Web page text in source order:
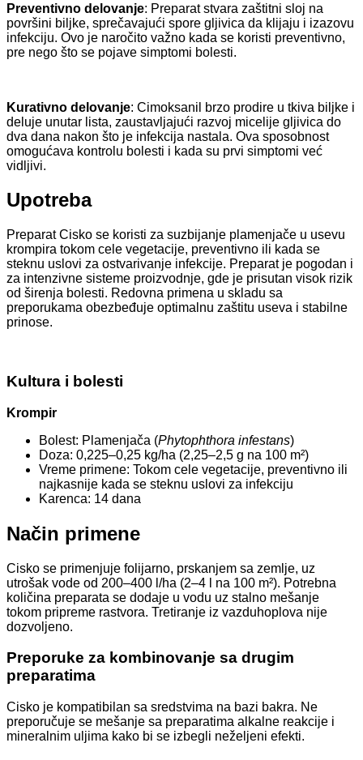
Preventivno delovanje: Preparat stvara zaštitni sloj na
površini biljke, sprečavajući spore gljivica da klijaju i izazovu
infekciju. Ovo je naročito važno kada se koristi preventivno,
pre nego što se pojave simptomi bolesti.
Kurativno delovanje: Cimoksanil brzo prodire u tkiva biljke i
deluje unutar lista, zaustavljajući razvoj micelije gljivica do
dva dana nakon što je infekcija nastala. Ova sposobnost
omogućava kontrolu bolesti i kada su prvi simptomi već
vidljivi.
Upotreba
Preparat Cisko se koristi za suzbijanje plamenjače u usevu
krompira tokom cele vegetacije, preventivno ili kada se
steknu uslovi za ostvarivanje infekcije. Preparat je pogodan i
za intenzivne sisteme proizvodnje, gde je prisutan visok rizik
od širenja bolesti. Redovna primena u skladu sa
preporukama obezbeđuje optimalnu zaštitu useva i stabilne
prinose.
Kultura i bolesti
Krompir
Bolest: Plamenjača (Phytophthora infestans)
Doza: 0,225–0,25 kg/ha (2,25–2,5 g na 100 m²)
Vreme primene: Tokom cele vegetacije, preventivno ili
najkasnije kada se steknu uslovi za infekciju
Karenca: 14 dana
Način primene
Cisko se primenjuje folijarno, prskanjem sa zemlje, uz
utrošak vode od 200–400 l/ha (2–4 l na 100 m²). Potrebna
količina preparata se dodaje u vodu uz stalno mešanje
tokom pripreme rastvora. Tretiranje iz vazduhoplova nije
dozvoljeno.
Preporuke za kombinovanje sa drugim
preparatima
Cisko je kompatibilan sa sredstvima na bazi bakra. Ne
preporučuje se mešanje sa preparatima alkalne reakcije i
mineralnim uljima kako bi se izbegli neželjeni efekti.